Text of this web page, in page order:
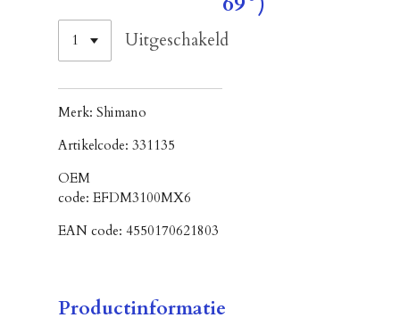
Uitgeschakeld
Merk: Shimano
Artikelcode: 331135
OEM
code: EFDM3100MX6
EAN code: 4550170621803
Productinformatie